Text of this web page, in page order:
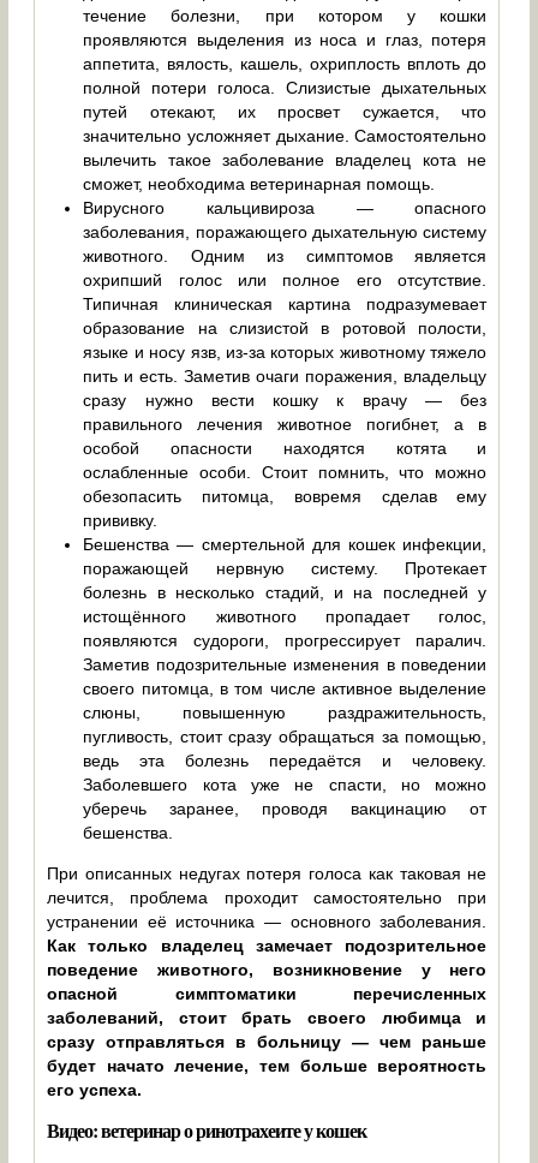
течение болезни, при котором у кошки
проявляются выделения из носа и глаз, потеря
аппетита, вялость, кашель, охриплость вплоть до
полной потери голоса. Слизистые дыхательных
путей отекают, их просвет сужается, что
значительно усложняет дыхание. Самостоятельно
вылечить такое заболевание владелец кота не
сможет, необходима ветеринарная помощь.
Вирусного кальцивироза — опасного
заболевания, поражающего дыхательную систему
животного. Одним из симптомов является
охрипший голос или полное его отсутствие.
Типичная клиническая картина подразумевает
образование на слизистой в ротовой полости,
языке и носу язв, из-за которых животному тяжело
пить и есть. Заметив очаги поражения, владельцу
сразу нужно вести кошку к врачу — без
правильного лечения животное погибнет, а в
особой опасности находятся котята и
ослабленные особи. Стоит помнить, что можно
обезопасить питомца, вовремя сделав ему
прививку.
Бешенства — смертельной для кошек инфекции,
поражающей нервную систему. Протекает
болезнь в несколько стадий, и на последней у
истощённого животного пропадает голос,
появляются судороги, прогрессирует паралич.
Заметив подозрительные изменения в поведении
своего питомца, в том числе активное выделение
слюны, повышенную раздражительность,
пугливость, стоит сразу обращаться за помощью,
ведь эта болезнь передаётся и человеку.
Заболевшего кота уже не спасти, но можно
уберечь заранее, проводя вакцинацию от
бешенства.
При описанных недугах потеря голоса как таковая не
лечится, проблема проходит самостоятельно при
устранении её источника — основного заболевания.
Как только владелец замечает подозрительное
поведение животного, возникновение у него
опасной симптоматики перечисленных
заболеваний, стоит брать своего любимца и
сразу отправляться в больницу — чем раньше
будет начато лечение, тем больше вероятность
его успеха.
Видео: ветеринар о ринотрахеите у кошек